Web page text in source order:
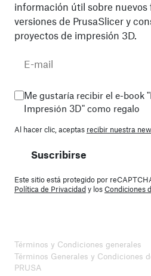
información útil sobre nuevos
versiones de PrusaSlicer y
proyectos de impresión 3D.
Me gustaría recibir el e-book
Impresión 3D" como regalo
Al hacer clic, aceptas recibir nuestra
Suscribirse
Este sitio está protegido por
Política de Privacidady losCondiciones
Términos y Condiciones generales
Términos Generales y Condiciones
PRUSA